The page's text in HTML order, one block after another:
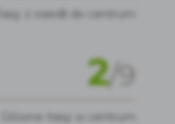
Trasy z osiedli do centrum
2/ 9
Główne trasy w centrum